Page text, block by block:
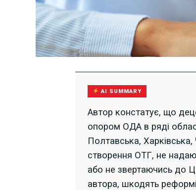
AI SUMMARY
Автор констатує, що
опором ОДА в ряді
Полтавська, Харківська,
створення ОТГ, не
або не звертаючись до
автора, шкодять